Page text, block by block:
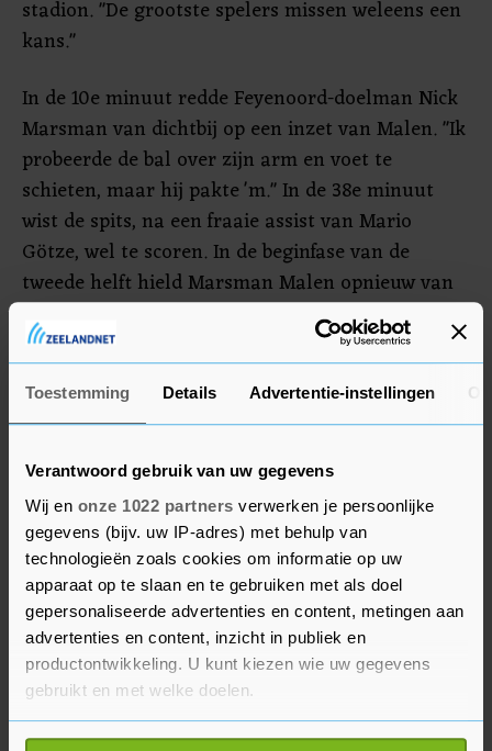
Toestemming Details Advertentie-instellingen
Verantwoord gebruik van uw gegevens
Wij en onze 1022 partners verwerken je persoonlijke
gegevens (bijv. uw IP-adres) met behulp van
technologieën zoals cookies om informatie op uw
apparaat op te slaan en te gebruiken met als doel
gepersonaliseerde advertenties en content, metingen aan
advertenties en content, inzicht in publiek en
productontwikkeling. U kunt kiezen wie uw gegevens
gebruikt en met welke doelen.
Als u het toestaat, willen we ook graag:
stadion. "De grootste spelers missen weleens een
kans."
In de 10e minuut redde Feyenoord-doelman Nick
Marsman van dichtbij op een inzet van Malen. "Ik
probeerde de bal over zijn arm en voet te
schieten, maar hij pakte 'm." In de 38e minuut
wist de spits, na een fraaie assist van Mario
Götze, wel te scoren. In de beginfase van de
tweede helft hield Marsman Malen opnieuw van
scoren af. "Natuurlijk, er is altijd ruimte voor
ontwikkeling. Maar ik houd me vast aan
verschillende positieve dingen. We hebben kansen
gehad om meer te scoren", besloot Malen.